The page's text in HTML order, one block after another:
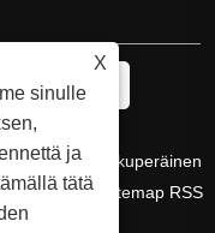
alkuperäinen
Links Sitemap RSS
X
sinulle
ja
tätä